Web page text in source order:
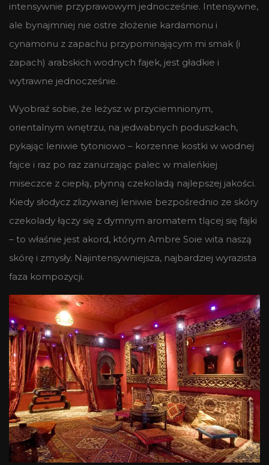
intensywnie przyprawowym jednocześnie. Intensywne,
ale bynajmniej nie ostre złożenie kardamonu i
cynamonu z zapachu przypominającym mi smak (i
zapach) arabskich wodnych fajek, jest gładkie i
wytrawne jednocześnie.
Wyobraź sobie, że leżysz w przyciemnionym,
orientalnym wnętrzu, na jedwabnych poduszkach,
pykając leniwie tytoniowo – korzenne kostki w wodnej
fajce i raz po raz zanurzając palec w maleńkiej
miseczce z ciepłą, płynną czekoladą najlepszej jakości.
Kiedy słodycz zlizywanej leniwie bezpośrednio ze skóry
czekolady łączy się z dymnym aromatem tlącej się fajki
– to właśnie jest akord, którym Ambre Soie wita naszą
skórę i zmysły. Najintensywniejsza, najbardziej wyrazista
faza kompozycji.